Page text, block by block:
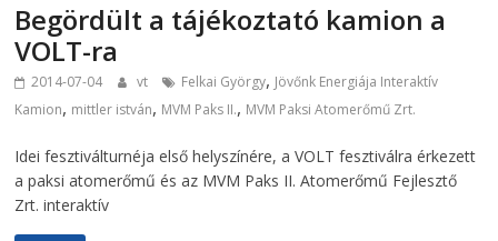
Begördült a tájékoztató kamion a
VOLT-ra
2014-07-04 vt Felkai György, Jövőnk Energiája Interaktív
Kamion, mittler istván, MVM Paks II., MVM Paksi Atomerőmű Zrt.
Idei fesztiválturnéja első helyszínére, a VOLT fesztiválra érkezett
a paksi atomerőmű és az MVM Paks II. Atomerőmű Fejlesztő
Zrt. interaktív